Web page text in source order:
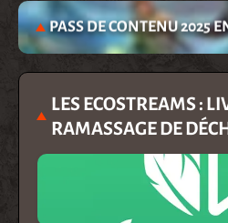
PASS DE CONTENU 2025
LES ECOSTREAMS :
RAMASSAGE DE